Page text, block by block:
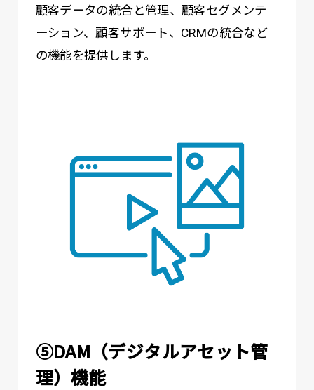
顧客データの統合と管理、顧客セグメンテ
ーション、顧客サポート、CRMの統合など
の機能を提供します。
⑤DAM（デジタルアセット管
理）機能